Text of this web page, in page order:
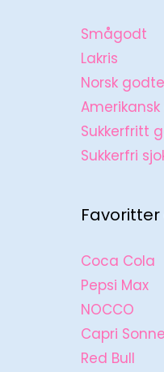
Smågodt
Lakris
Norsk
Sukkerfritt
Sukkerfri
Coca Cola
Pepsi Max
NOCCO
Capri Sonne
Red Bull